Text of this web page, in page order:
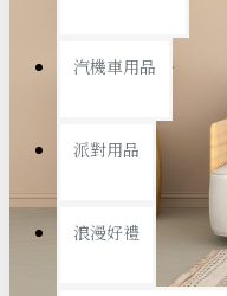
置物架/收納櫃
汽機車用品
派對用品
浪漫好禮